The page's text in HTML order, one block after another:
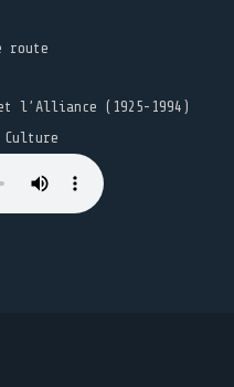
route
l’Alliance (1925-1994)
Culture